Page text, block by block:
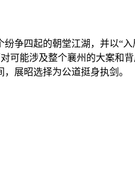
争四起的朝堂江湖，并以“
可能涉及整个襄州的大案和
展昭选择为公道挺身执剑。